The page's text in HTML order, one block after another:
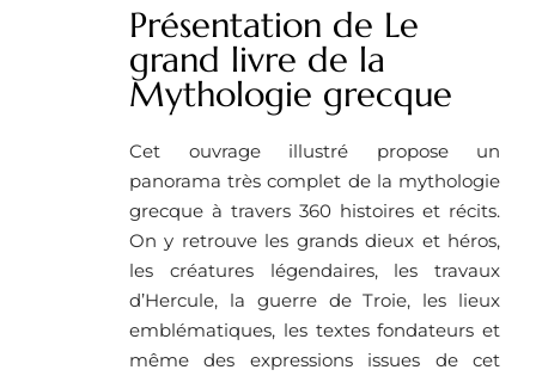
Présentation de Le
grand livre de la
Mythologie grecque
Cet ouvrage illustré propose un
panorama très complet de la mythologie
grecque à travers 360 histoires et récits.
On y retrouve les grands dieux et héros,
les créatures légendaires, les travaux
d’Hercule, la guerre de Troie, les lieux
emblématiques, les textes fondateurs et
même des expressions issues de cet